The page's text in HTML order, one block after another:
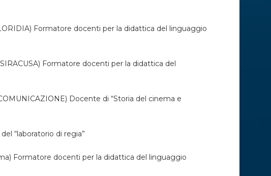
Formatore docenti per la didattica del linguaggio
Formatore docenti per la didattica del
Docente di “Storia del cinema e
“laboratorio di regia”
Formatore docenti per la didattica del linguaggio